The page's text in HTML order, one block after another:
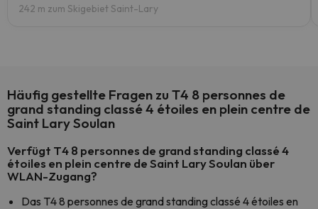
242 m zum Skigebiet Saint-Lary
Häufig gestellte Fragen zu T4 8 personnes de
grand standing classé 4 étoiles en plein centre de
Saint Lary Soulan
Verfügt T4 8 personnes de grand standing classé 4
étoiles en plein centre de Saint Lary Soulan über
WLAN-Zugang?
Das T4 8 personnes de grand standing classé 4 étoiles en